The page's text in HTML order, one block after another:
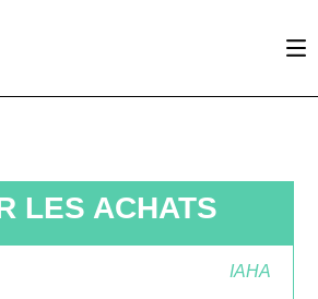
LES ACHATS
IAHA